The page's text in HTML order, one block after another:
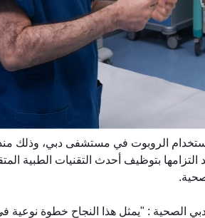
145 عملية جراحية ناجحة باستخدام الروبوت في مستشفى دبي،
الثاني من العام 2022، في خطوة تجسد التزامها بتوظيف أحدث
الصحية : "يمثل هذا النجاح خطوة نوعية